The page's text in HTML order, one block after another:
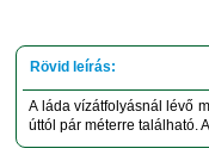
A láda vízátfolyásnál lévő
úttól pár méterre található.